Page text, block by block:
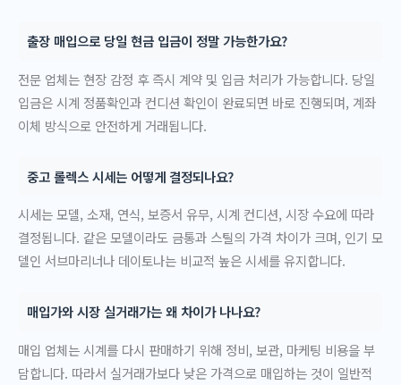
출장 매입으로 당일 현금 입금이 정말 가능한가요?
전문 업체는 현장 감정 후 즉시 계약 및 입금 처리가 가능합니다. 당일
입금은 시계 정품확인과 컨디션 확인이 완료되면 바로 진행되며, 계좌
이체 방식으로 안전하게 거래됩니다.
중고 롤렉스 시세는 어떻게 결정되나요?
시세는 모델, 소재, 연식, 보증서 유무, 시계 컨디션, 시장 수요에 따라
결정됩니다. 같은 모델이라도 금통과 스틸의 가격 차이가 크며, 인기 모
델인 서브마리너나 데이토나는 비교적 높은 시세를 유지합니다.
매입가와 시장 실거래가는 왜 차이가 나나요?
매입 업체는 시계를 다시 판매하기 위해 정비, 보관, 마케팅 비용을 부
담합니다. 따라서 실거래가보다 낮은 가격으로 매입하는 것이 일반적